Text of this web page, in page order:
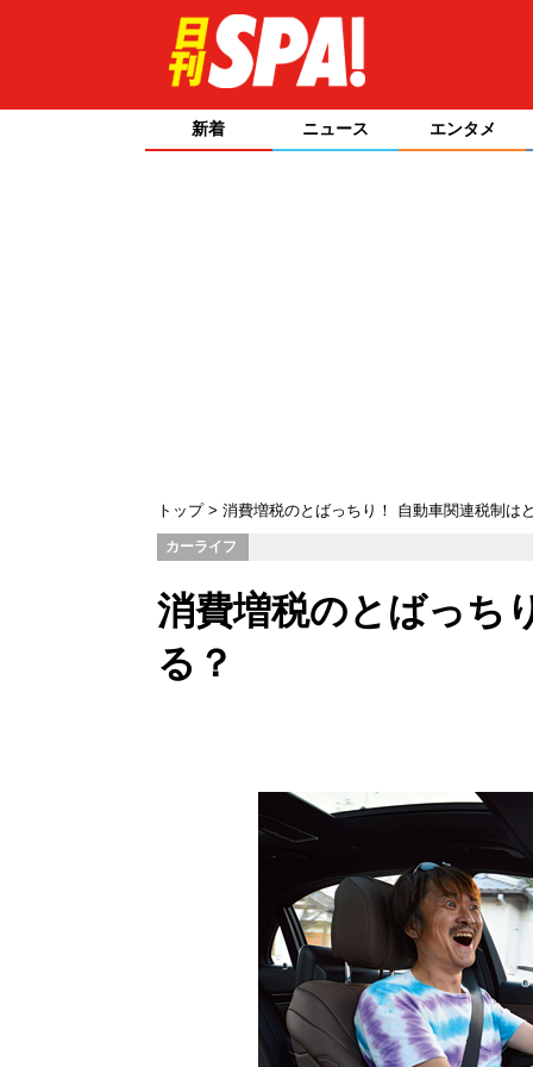
新着 ニュース エンタメ
トップ 消費増税のとばっちり！ 自動車関連税制は
カーライフ
消費増税のとばっち
る？